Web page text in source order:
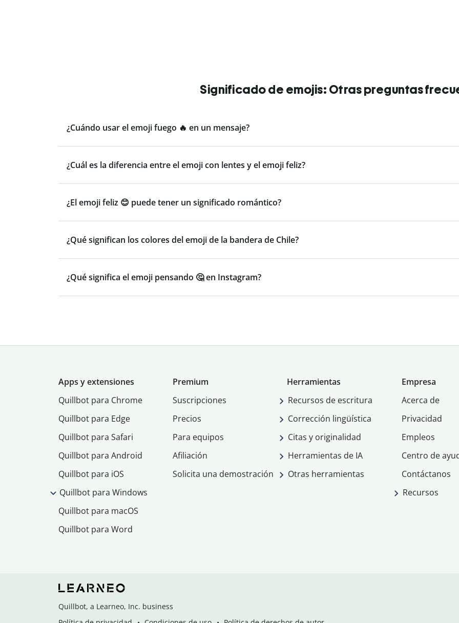
Significado de emojis: Otras preguntas
¿Cuándo usar el emoji fuego 🔥 en un mensaje?
¿Cuál es la diferencia entre el emoji con lentes y el emoji feliz?
¿El emoji feliz 😊 puede tener un significado romántico?
¿Qué significan los colores del emoji de la bandera de Chile?
¿Qué significa el emoji pensando 🤔 en Instagram?
Apps y extensiones
Quillbot para Chrome
Quillbot para Edge
Quillbot para Safari
Quillbot para Android
Quillbot para iOS
Quillbot para Windows
Quillbot para macOS
Quillbot para Word
Premium
Suscripciones
Precios
Para equipos
Afiliación
Solicita una demostración
Herramientas
Recursos de escritura
Corrección lingüística
Citas y originalidad
Herramientas de IA
Otras herramientas
Empresa
Acerca de
Privacidad
Empleos
Centro de
Contáctanos
Recursos
Quillbot, a Learneo, Inc. business